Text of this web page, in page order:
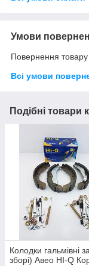
Умови
Повернення
Всі умови
Подібні товари
Колодки гальмівні
зборі) Авео HI-Q